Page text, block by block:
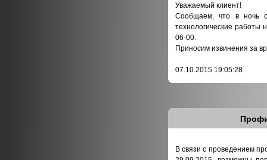
Уважаемый клиент!­
Сообщаем, что в ночь
технологические ра­боты
06-00.
Приносим извинения за
07.10.2015 19:05:28
В связи с проведением